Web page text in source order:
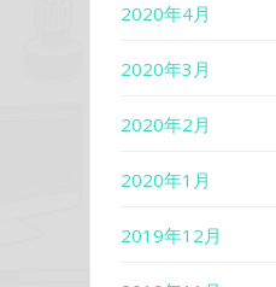
2020年4月
2020年3月
2020年2月
2020年1月
2019年12月